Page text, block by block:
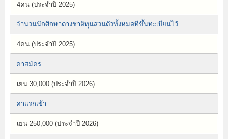
4คน (ประจำปี 2025)
จำนวนนักศึกษาต่างชาติทุนส่วนตัวทั้งหมดที่ขึ้นทะเบียนไว้
4คน (ประจำปี 2025)
ค่าสมัคร
เยน 30,000 (ประจำปี 2026)
ค่าแรกเข้า
เยน 250,000 (ประจำปี 2026)